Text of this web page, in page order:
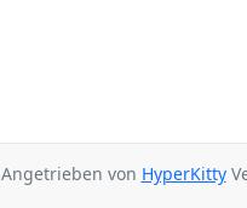
Angetrieben von HyperKitty